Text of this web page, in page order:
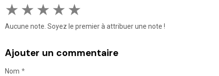
★ ★ ★ ★ ★
Aucune note. Soyez le premier à attribuer une note !
Ajouter un commentaire
Nom